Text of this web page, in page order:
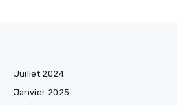
Juillet 2024
Janvier 2025